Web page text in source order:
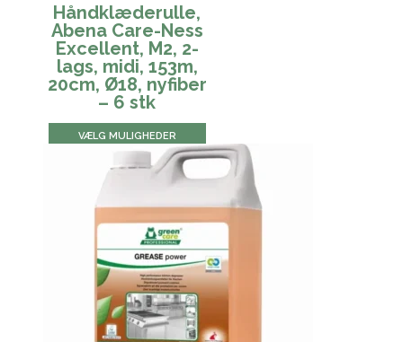
Håndklæderulle,
Abena Care-Ness
Excellent, M2, 2-
lags, midi, 153m,
20cm, Ø18, nyfiber
– 6 stk
VÆLG MULIGHEDER